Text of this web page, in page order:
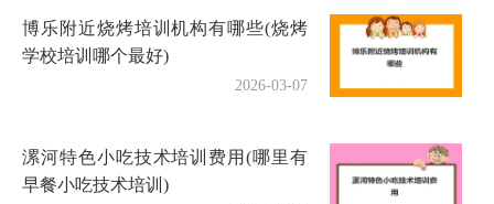
博乐附近烧烤培训机构有哪些(烧烤
学校培训哪个最好)
2026-03-07
漯河特色小吃技术培训费用(哪里有
早餐小吃技术培训)